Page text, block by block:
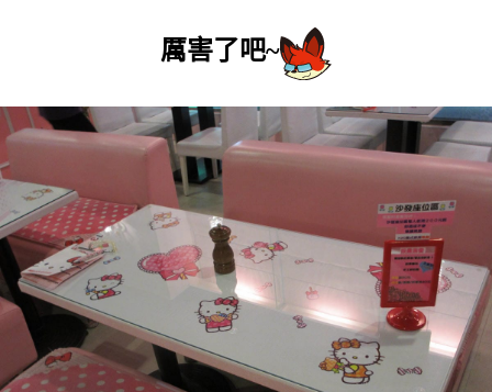
厲害了吧~